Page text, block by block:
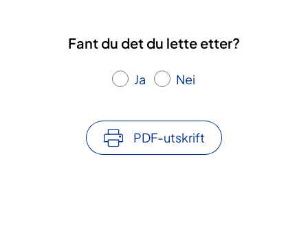
Fant du det du lette etter?
Ja Nei
PDF-utskrift